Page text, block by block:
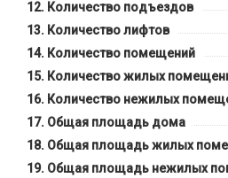
Количество подъездов
Количество лифтов
Количество помещений
Количество жилых
Количество нежилых
Общая площадь дома
Общая площадь жилых
Общая площадь нежилых